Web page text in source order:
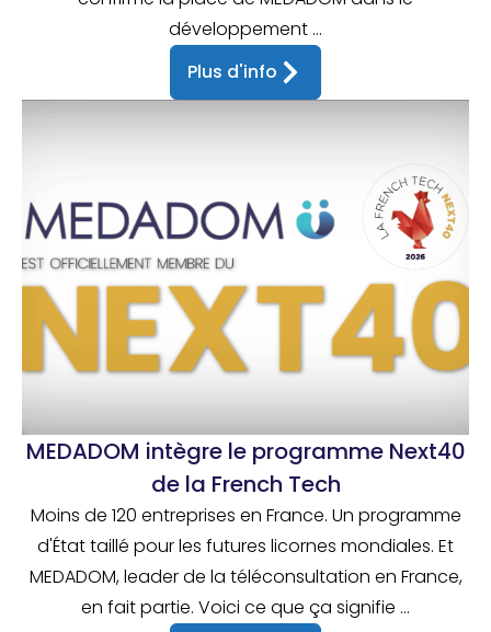
développement ...
Plus d'info
MEDADOM intègre le programme Next40
de la French Tech
Moins de 120 entreprises en France. Un programme
d'État taillé pour les futures licornes mondiales. Et
MEDADOM, leader de la téléconsultation en France,
en fait partie. Voici ce que ça signifie ...